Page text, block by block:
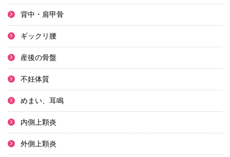
背中・肩甲骨
ギックリ腰
産後の骨盤
不妊体質
めまい、耳鳴
内側上顆炎
外側上顆炎